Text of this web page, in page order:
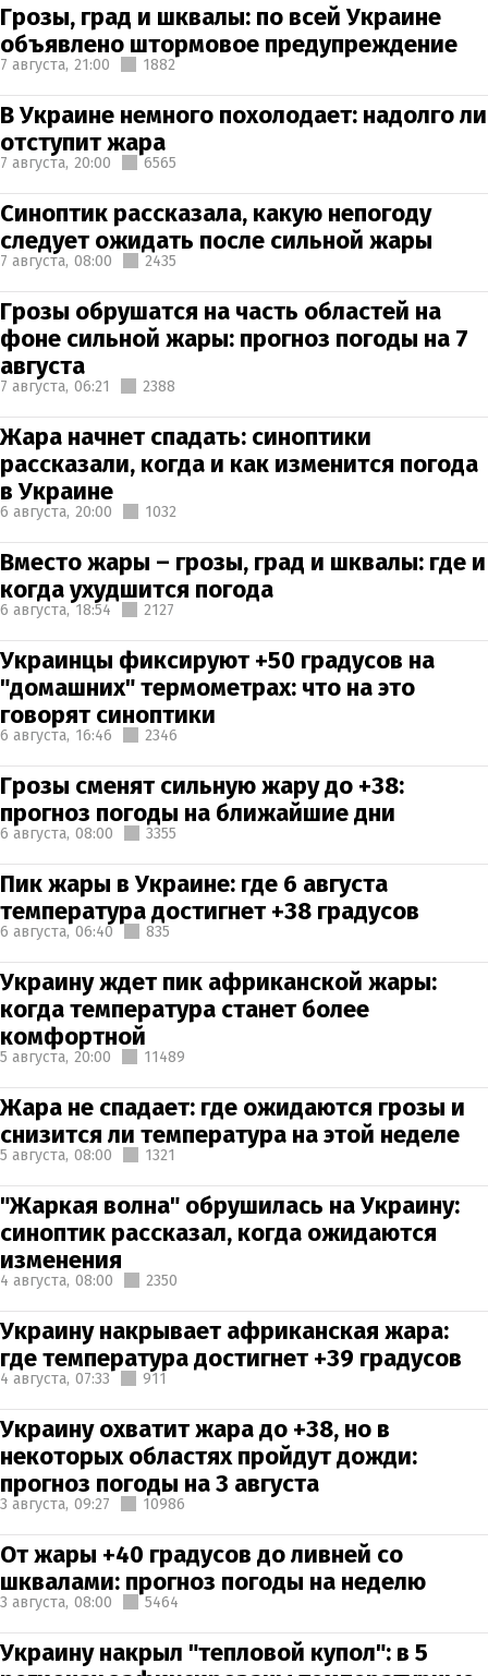
Грозы, град и шквалы: по всей Украине
объявлено штормовое предупреждение
7 августа, 21:00 1882
В Украине немного похолодает: надолго ли
отступит жара
7 августа, 20:00 6565
Синоптик рассказала, какую непогоду
следует ожидать после сильной жары
7 августа, 08:00 2435
Грозы обрушатся на часть областей на
фоне сильной жары: прогноз погоды на 7
августа
7 августа, 06:21 2388
Жара начнет спадать: синоптики
рассказали, когда и как изменится погода
в Украине
6 августа, 20:00 1032
Вместо жары – грозы, град и шквалы: где и
когда ухудшится погода
6 августа, 18:54 2127
Украинцы фиксируют +50 градусов на
"домашних" термометрах: что на это
говорят синоптики
6 августа, 16:46 2346
Грозы сменят сильную жару до +38:
прогноз погоды на ближайшие дни
6 августа, 08:00 3355
Пик жары в Украине: где 6 августа
температура достигнет +38 градусов
6 августа, 06:40 835
Украину ждет пик африканской жары:
когда температура станет более
комфортной
5 августа, 20:00 11489
Жара не спадает: где ожидаются грозы и
снизится ли температура на этой неделе
5 августа, 08:00 1321
"Жаркая волна" обрушилась на Украину:
синоптик рассказал, когда ожидаются
изменения
4 августа, 08:00 2350
Украину накрывает африканская жара:
где температура достигнет +39 градусов
4 августа, 07:33 911
Украину охватит жара до +38, но в
некоторых областях пройдут дожди:
прогноз погоды на 3 августа
3 августа, 09:27 10986
От жары +40 градусов до ливней со
шквалами: прогноз погоды на неделю
3 августа, 08:00 5464
Украину накрыл "тепловой купол": в 5